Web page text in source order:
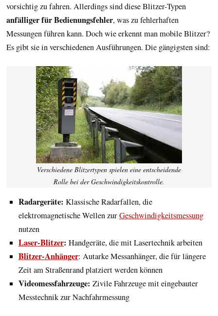
vorsichtig zu fahren. Allerdings sind diese Blitzer-Typen
anfälliger für Bedienungsfehler, was zu fehlerhaften
Messungen führen kann. Doch wie erkennt man mobile Blitzer?
Es gibt sie in verschiedenen Ausführungen. Die gängigsten sind:
Verschiedene Blitzertypen spielen eine entscheidende
Rolle bei der Geschwindigkeitskontrolle.
Radargeräte: Klassische Radarfallen, die
elektromagnetische Wellen zurGeschwindigkeitsmessung
nutzen
Laser-Blitzer: Handgeräte, die mit Lasertechnik arbeiten
Blitzer-Anhänger: Autarke Messanhänger, die für längere
Zeit am Straßenrand platziert werden können
Videomessfahrzeuge: Zivile Fahrzeuge mit eingebauter
Messtechnik zur Nachfahrmessung